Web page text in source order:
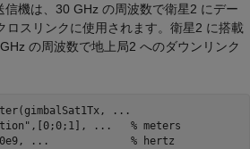
信機は、30 GHz の周波数で衛星2 にデー
ロスリンクに使用されます。衛星2 に搭載
の周波数で地上局2 へのダウンリンク
...
,[0;0;1], ...
   % meters
...
             % hertz